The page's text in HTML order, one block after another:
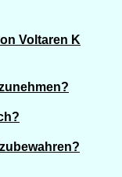
Voltaren K